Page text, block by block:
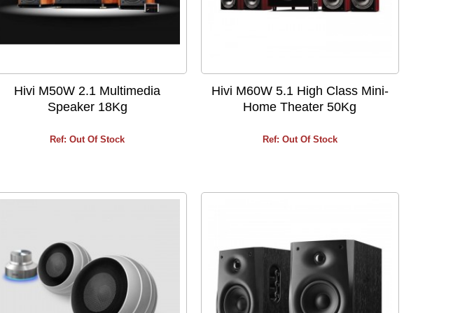
Hivi M50W 2.1 Multimedia
Speaker 18Kg
Ref: Out Of Stock
Hivi M60W 5.1 High Class Mini-
Home Theater 50Kg
Ref: Out Of Stock